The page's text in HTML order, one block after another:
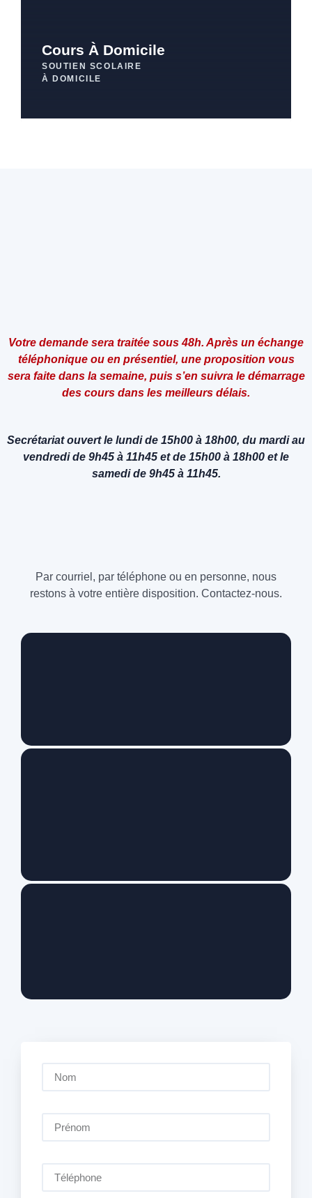
Cours À Domicile
SOUTIEN SCOLAIRE
À DOMICILE
Votre demande sera traitée sous 48h. Après un échange
téléphonique ou en présentiel, une proposition vous
sera faite dans la semaine, puis s’en suivra le démarrage
des cours dans les meilleurs délais.
Secrétariat ouvert le lundi de 15h00 à 18h00, du mardi au
vendredi de 9h45 à 11h45 et de 15h00 à 18h00 et le
samedi de 9h45 à 11h45.
Par courriel, par téléphone ou en personne, nous
restons à votre entière disposition. Contactez-nous.